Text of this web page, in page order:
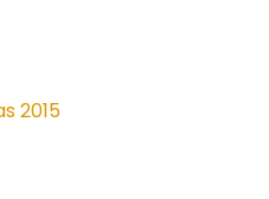
2015